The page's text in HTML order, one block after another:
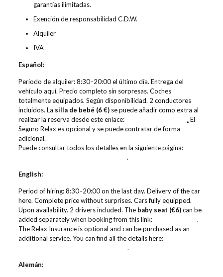
garantías ilimitadas.
Exención de responsabilidad C.D.W.
Alquiler
IVA
Español:
Periodo de alquiler: 8:30–20:00 el último día. Entrega del
vehículo aquí. Precio completo sin sorpresas. Coches
totalmente equipados. Según disponibilidad. 2 conductores
incluidos. La silla de bebé (6 €)se puede añadir como extra al
realizar la reserva desde este enlace:
.El
Seguro Relax es opcional y se puede contratar de forma
adicional.
Puede consultar todos los detalles en la siguiente página:
.
English:
Period of hiring: 8:30–20:00 on the last day. Delivery of the car
here. Complete price without surprises. Cars fully equipped.
Upon availability. 2 drivers included. The baby seat (€6)can be
added separately when booking from this link:
.
The Relax Insurance is optional and can be purchased as an
additional service. You can find all the details here:
.
Alemán: